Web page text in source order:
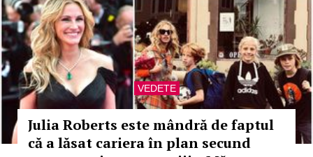
VEDETE
Julia Roberts este mândră de faptul
că a lăsat cariera în plan secund